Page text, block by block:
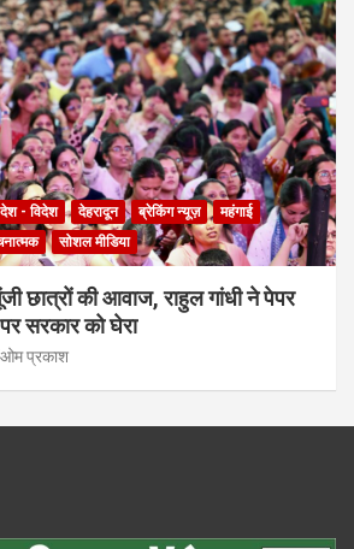
देश - विदेश देहरादून ब्रेकिंग न्यूज़
महंगाई
सोशल मीडिया
छात्रों की आवाज, राहुल गांधी ने पेपर
सरकार को घेरा
ओम प्रकाश